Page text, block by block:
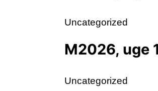
Uncategorized
M2026, uge
Uncategorized